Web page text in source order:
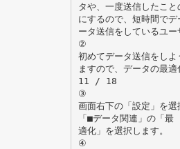
タや、一度送信したこ
にするので、短時間で
ータ送信をしているユー
②
初めてデータ送信をし
ますので、データの最適
11 / 18
③
画面右下の「設定」を選
「■データ関連」の「最
適化」を選択します。
④